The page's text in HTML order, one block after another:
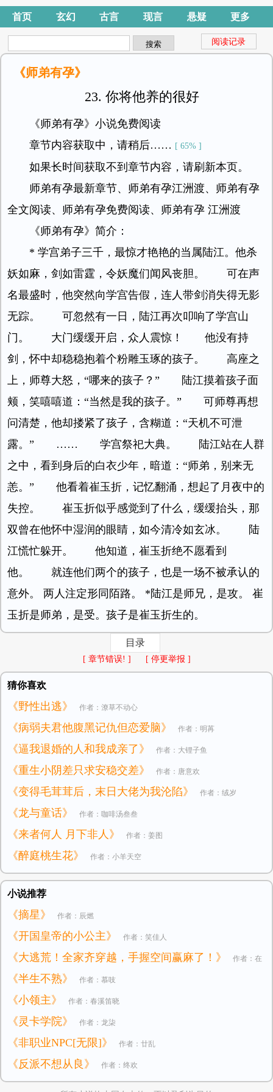
首页 玄幻 古言 现言 悬疑 更多
阅读记录
《师弟有孕》
23. 你将他养的很好
《师弟有孕》小说免费阅读
章节内容获取中，请稍后…… [ 65% ]
如果长时间获取不到章节内容，请刷新本页。
师弟有孕最新章节、师弟有孕江洲渡、师弟有孕
全文阅读、师弟有孕免费阅读、师弟有孕 江洲渡
《师弟有孕》简介：
* 学宫弟子三千，最惊才艳艳的当属陆江。他杀
妖如麻，剑如雷霆，令妖魔们闻风丧胆。 可在声
名最盛时，他突然向学宫告假，连人带剑消失得无影
无踪。 可忽然有一日，陆江再次叩响了学宫山
门。 大门缓缓开启，众人震惊！ 他没有持
剑，怀中却稳稳抱着个粉雕玉琢的孩子。 高座之
上，师尊大怒，“哪来的孩子？” 陆江摸着孩子面
颊，笑嘻嘻道：“当然是我的孩子。” 可师尊再想
问清楚，他却搂紧了孩子，含糊道：“天机不可泄
露。” …… 学宫祭祀大典。 陆江站在人群
之中，看到身后的白衣少年，暗道：“师弟，别来无
恙。” 他看着崔玉折，记忆翻涌，想起了月夜中的
失控。 崔玉折似乎感觉到了什么，缓缓抬头，那
双曾在他怀中湿润的眼睛，如今清冷如玄冰。 陆
江慌忙躲开。 他知道，崔玉折绝不愿看到
他。 就连他们两个的孩子，也是一场不被承认的
意外。 两人注定形同陌路。 *陆江是师兄，是攻。 崔
玉折是师弟，是受。孩子是崔玉折生的。
目录
[ 章节错误! ] [ 停更举报 ]
猜你喜欢
《野性出逃》 作者：潦草不动心
《病弱夫君他腹黑记仇但恋爱脑》 作者：明苒
《逼我退婚的人和我成亲了》 作者：大锂子鱼
《重生小阴差只求安稳交差》 作者：唐意欢
《变得毛茸茸后，末日大佬为我沦陷》 作者：绒岁
《龙与童话》 作者：咖啡汤叁叁
《来者何人 月下非人》 作者：姜图
《醉庭桃生花》 作者：小羊天空
小说推荐
《摘星》 作者：辰燃
《开国皇帝的小公主》 作者：笑佳人
《大逃荒！全家齐穿越，手握空间赢麻了！》 作者：在
逃小公主
《半生不熟》 作者：慕吱
《小领主》 作者：春溪笛晓
《灵卡学院》 作者：龙柒
《非职业NPC[无限]》 作者：廿乱
《反派不想从良》 作者：终欢